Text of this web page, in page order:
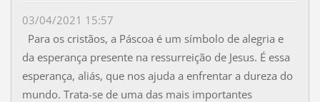
03/04/2021 15:57
Para os cristãos, a Páscoa é um símbolo de alegria e
da esperança presente na ressurreição de Jesus. É essa
esperança, aliás, que nos ajuda a enfrentar a dureza do
mundo. Trata-se de uma das mais importantes